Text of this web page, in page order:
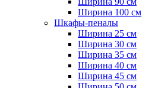
Ширина 100 см
Шкафы-пеналы
Ширина 25 см
Ширина 30 см
Ширина 35 см
Ширина 40 см
Ширина 45 см